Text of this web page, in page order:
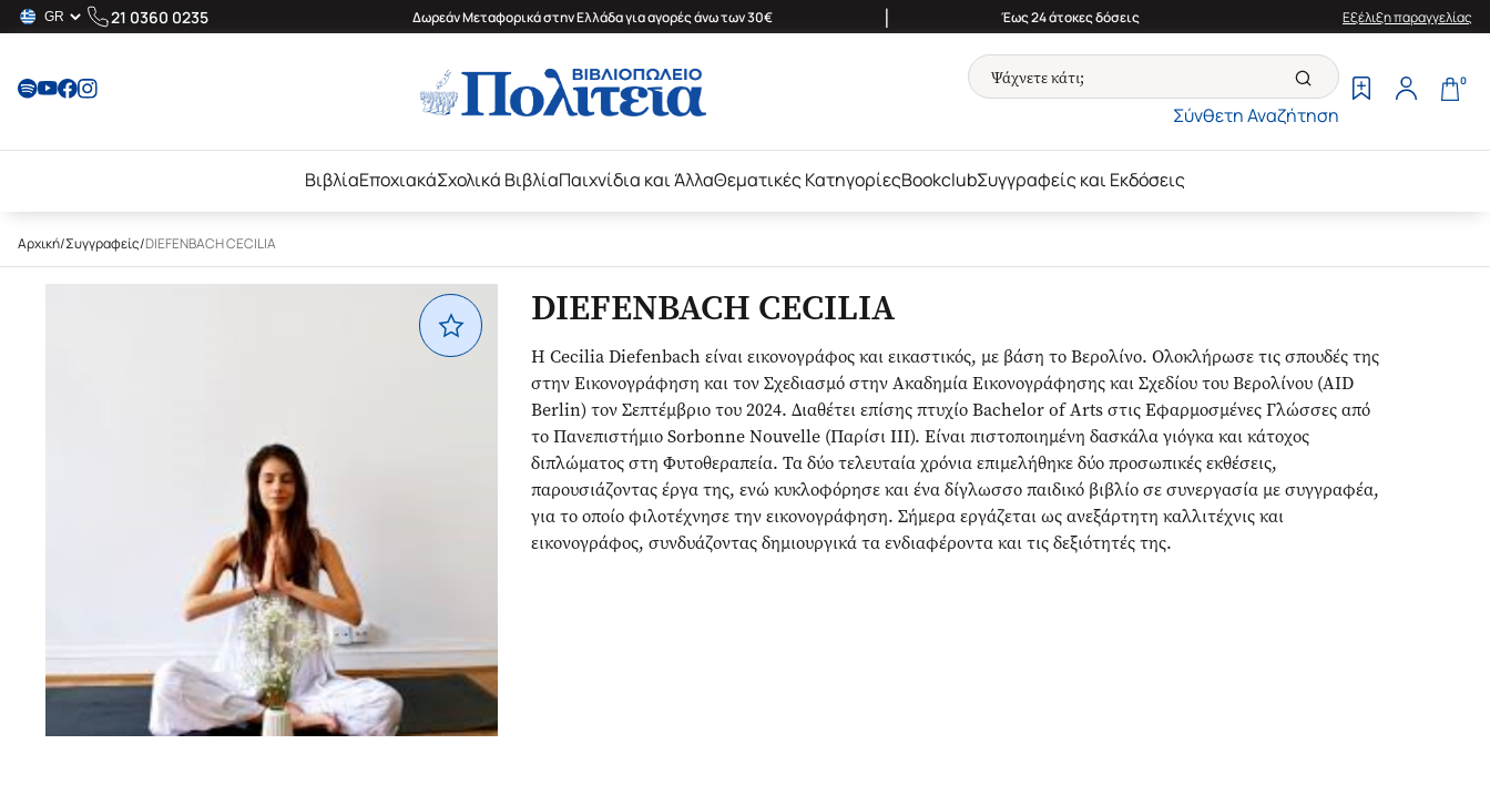
21 0360 0235 Δωρεάν Μεταφορικά στην Ελλάδα για αγορές άνω των 30€ | Έως 24 άτοκες δόσεις Εξέλιξη παραγγελίας
Σύνθετη Αναζήτηση
0
ΒιβλίαΕποχιακάΣχολικά ΒιβλίαΠαιχνίδια και ΆλλαΘεματικές ΚατηγορίεςBookclubΣυγγραφείς και Εκδόσεις
Αρχική/Συγγραφείς/DIEFENBACH CECILIA
DIEFENBACH CECILIA
Η Cecilia Diefenbach είναι εικονογράφος και εικαστικός, με βάση το Βερολίνο. Ολοκλήρωσε τις σπουδές της
στην Εικονογράφηση και τον Σχεδιασμό στην Ακαδημία Εικονογράφησης και Σχεδίου του Βερολίνου (AID
Berlin) τον Σεπτέμβριο του 2024. Διαθέτει επίσης πτυχίο Bachelor of Arts στις Εφαρμοσμένες Γλώσσες από
το Πανεπιστήμιο Sorbonne Nouvelle (Παρίσι III). Είναι πιστοποιημένη δασκάλα γιόγκα και κάτοχος
διπλώματος στη Φυτοθεραπεία. Τα δύο τελευταία χρόνια επιμελήθηκε δύο προσωπικές εκθέσεις,
παρουσιάζοντας έργα της, ενώ κυκλοφόρησε και ένα δίγλωσσο παιδικό βιβλίο σε συνεργασία με συγγραφέα,
για το οποίο φιλοτέχνησε την εικονογράφηση. Σήμερα εργάζεται ως ανεξάρτητη καλλιτέχνις και
εικονογράφος, συνδυάζοντας δημιουργικά τα ενδιαφέροντα και τις δεξιότητές της.